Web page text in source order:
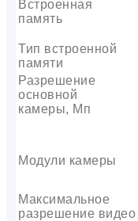
Встроенная
память
Тип встроенной
памяти
Разрешение
основной
камеры, Мп
Модули камеры
Максимальное
разрешение видео